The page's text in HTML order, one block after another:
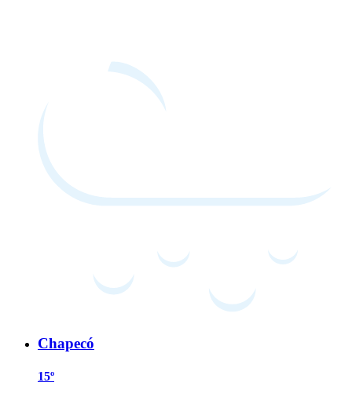
Chapecó
15º